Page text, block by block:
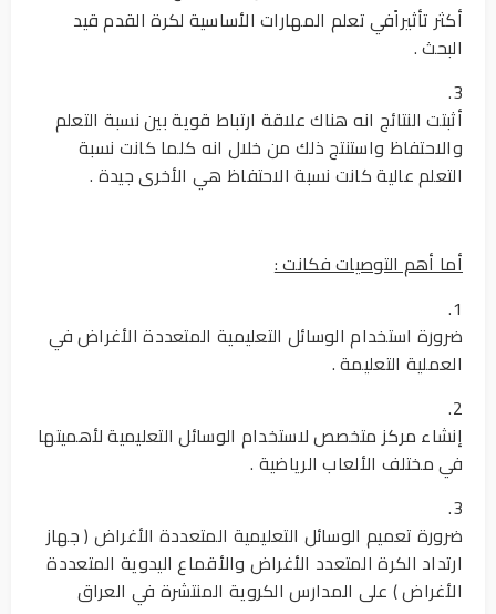
أكثر تأثيرافي تعلم المهارات الأساسية لكرة القدم قيد
البحث .
3.
أثبتت النتائج انه هناك علاقة ارتباط قوية بين نسبة التعلم
والاحتفاظ واستنتج ذلك من خلال انه كلما كانت نسبة
التعلم عالية كانت نسبة الاحتفاظ هي الأخرى جيدة .
أما أهم التوصيات فكانت :
1.
ضرورة استخدام الوسائل التعليمية المتعددة الأغراض في
العملية التعليمة .
2.
إنشاء مركز متخصص لاستخدام الوسائل التعليمية لأهميتها
في مختلف الألعاب الرياضية .
3.
ضرورة تعميم الوسائل التعليمية المتعددة الأغراض ( جهاز
ارتداد الكرة المتعدد الأغراض والأقماع اليدوية المتعددة
الأغراض ) على المدارس الكروية المنتشرة في العراق